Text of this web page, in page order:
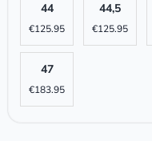
44
€125.95
44,5
€125.95
47
€183.95